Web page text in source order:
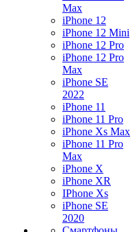
Max
iPhone 12
iPhone 12 Mini
iPhone 12 Pro
iPhone 12 Pro
Max
iPhone SE
2022
iPhone 11
iPhone 11 Pro
iPhone Xs Max
iPhone 11 Pro
Max
iPhone X
iPhone XR
IPhone Xs
iPhone SE
2020